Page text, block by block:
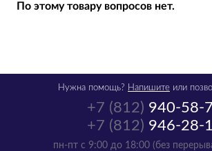
По этому товару вопросов нет.
+7 (812) 940-58-
+7 (812) 946-28-
пн-пт с 9:00 до 18:00 (без
Нужна помощь? Напишите или